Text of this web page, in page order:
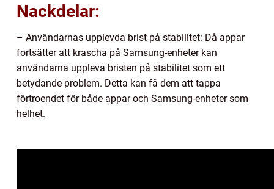
Nackdelar:
– Användarnas upplevda brist på stabilitet: Då appar
fortsätter att krascha på Samsung-enheter kan
användarna uppleva bristen på stabilitet som ett
betydande problem. Detta kan få dem att tappa
förtroendet för både appar och Samsung-enheter som
helhet.